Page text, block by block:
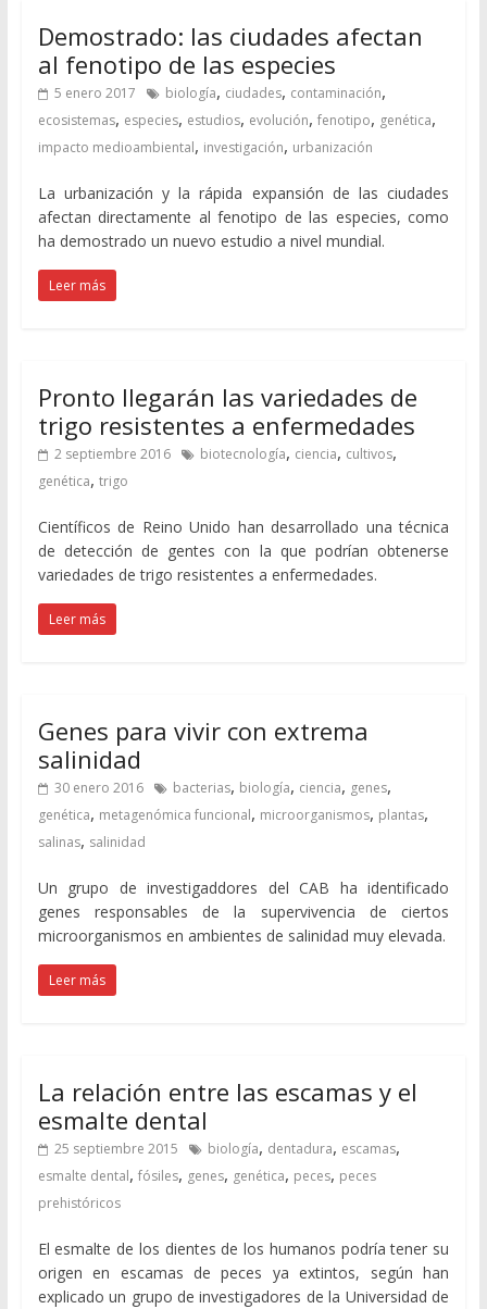
Demostrado: las ciudades afectan
al fenotipo de las especies
5 enero 2017 biología, ciudades, contaminación,
ecosistemas, especies, estudios, evolución, fenotipo, genética,
impacto medioambiental, investigación, urbanización
La urbanización y la rápida expansión de las ciudades
afectan directamente al fenotipo de las especies, como
ha demostrado un nuevo estudio a nivel mundial.
Leer más
Pronto llegarán las variedades de
trigo resistentes a enfermedades
2 septiembre 2016 biotecnología, ciencia, cultivos,
genética, trigo
Científicos de Reino Unido han desarrollado una técnica
de detección de gentes con la que podrían obtenerse
variedades de trigo resistentes a enfermedades.
Leer más
Genes para vivir con extrema
salinidad
30 enero 2016 bacterias, biología, ciencia, genes,
genética, metagenómica funcional, microorganismos, plantas,
salinas, salinidad
Un grupo de investigaddores del CAB ha identificado
genes responsables de la supervivencia de ciertos
microorganismos en ambientes de salinidad muy elevada.
Leer más
La relación entre las escamas y el
esmalte dental
25 septiembre 2015 biología, dentadura, escamas,
esmalte dental, fósiles, genes, genética, peces, peces
prehistóricos
El esmalte de los dientes de los humanos podría tener su
origen en escamas de peces ya extintos, según han
explicado un grupo de investigadores de la Universidad de